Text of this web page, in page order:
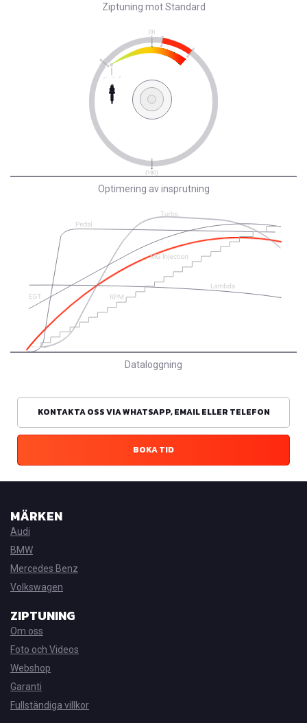
Ziptuning mot Standard
Optimering av insprutning
Dataloggning
KONTAKTA OSS VIA WHATSAPP, EMAIL ELLER TELEFON
BOKA TID
MÄRKEN
Audi
BMW
Mercedes Benz
Volkswagen
ZIPTUNING
Om oss
Foto och Videos
Webshop
Garanti
Fullständiga villkor